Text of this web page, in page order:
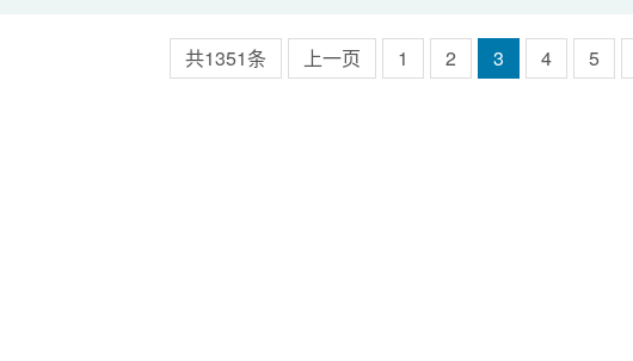
共1351条 上一页 1 2 3 4 5